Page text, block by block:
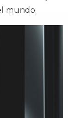
mundo.